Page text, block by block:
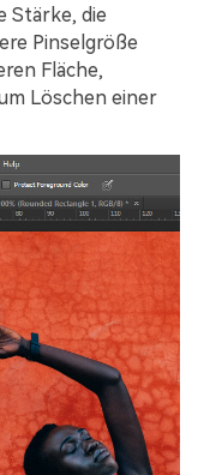
Stärke, die
Pinselgröße
Fläche,
Löschen einer